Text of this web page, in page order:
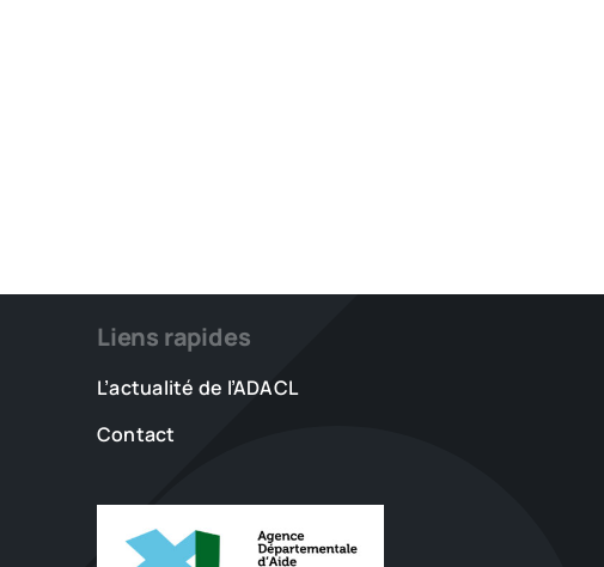
Liens rapides
L’actualité de l’ADACL
Contact